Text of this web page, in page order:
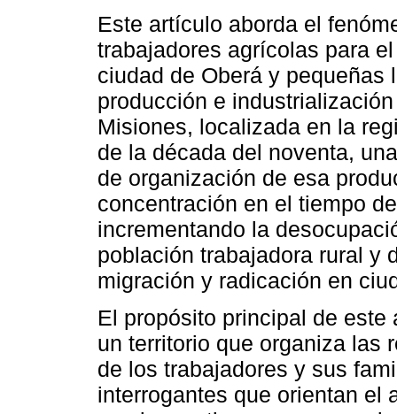
Este artículo aborda el
trabajadores agrícolas para
ciudad de Oberá y
producción e
Misiones, localizada en la
de la década del noventa,
de organización de esa
concentración en el tiempo
incrementando la
población trabajadora rural y
migración y radicación en
El propósito principal de
un territorio que organiza las
de los trabajadores y sus
interrogantes que orientan el